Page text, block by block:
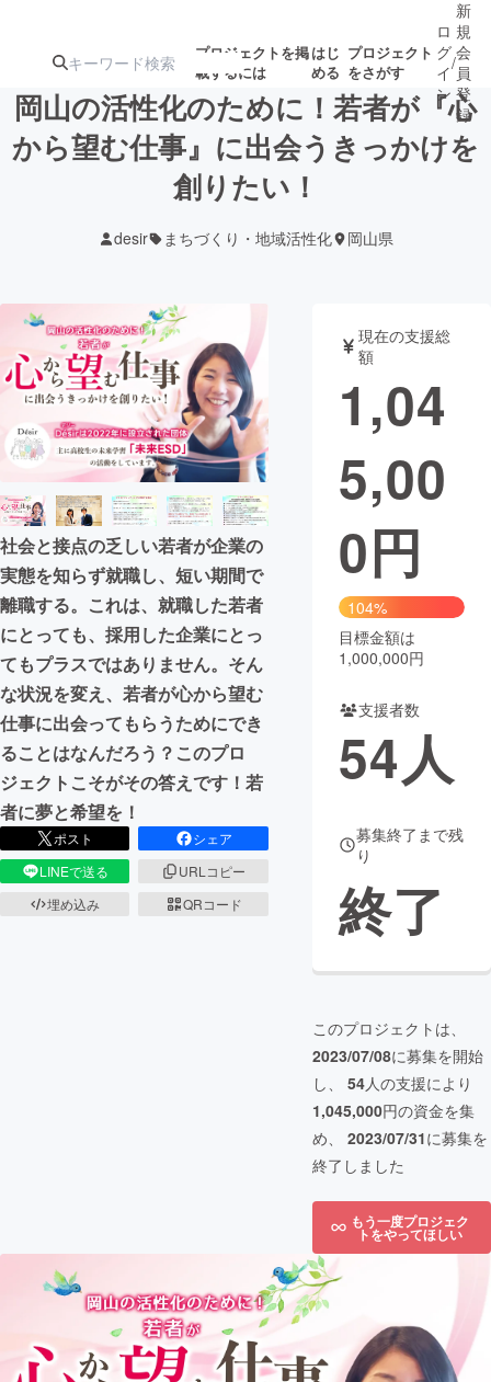
プロジェクトを掲
載するには
はじ
める
プロジェクト
をさがす
注目の新着プロ募集終了が近いプ
テクノロジー・ガジェット
映像・映画 書籍・雑誌
ビジネス・起業 チャレンジ
まちづくり・地域活性化
CAMPFIRE for Social Good
CAMPFIRE Creation
CAMPFIREふるさと納税machi-ya コミュニティ
ロ
グ
イ
ン
/
新
規
会
員
登
録
岡山の活性化のために！若者が『心
から望む仕事』に出会うきっかけを
創りたい！
desir まちづくり・地域活性化 岡山県
社会と接点の乏しい若者が企業の
実態を知らず就職し、短い期間で
離職する。これは、就職した若者
にとっても、採用した企業にとっ
てもプラスではありません。そん
な状況を変え、若者が心から望む
仕事に出会ってもらうためにでき
ることはなんだろう？このプロ
ジェクトこそがその答えです！若
者に夢と希望を！
ポスト
シェア
LINEで送る
URLコピー
埋め込み
QRコード
現在の支援総
額
1,04
5,00
0円
104%
目標金額は
1,000,000円
支援者数
54人
募集終了まで残
り
終了
このプロジェクトは、
2023/07/08に募集を開始
し、 54人の支援により
1,045,000円の資金を集
め、 2023/07/31に募集を
終了しました
もう一度プロジェク
トをやってほしい